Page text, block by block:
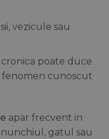
vezicule sau
cronica poate duce
fenomen cunoscut
apar frecvent in
gatul sau